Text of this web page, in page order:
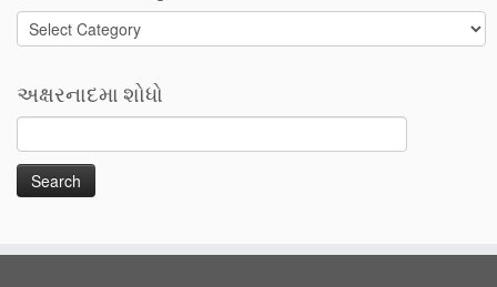
Categories
અક્ષરનાદમા શોધો